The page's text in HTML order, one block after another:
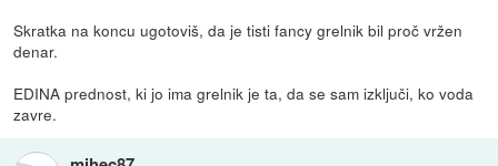
Skratka na koncu ugotoviš, da je tisti fancy grelnik bil proč vržen
denar.
EDINA prednost, ki jo ima grelnik je ta, da se sam izključi, ko voda
zavre.